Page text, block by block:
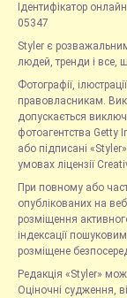
Ідентифікатор
05347
Styler є
людей, тренди і все,
Фотографії,
правовласникам.
допускається
фотоагентства Getty
або підписані
умовах ліцензії
При повному або
опублікованих на
розміщення
індексації
розміщене
Редакція «Styler»
Оціночні судження,